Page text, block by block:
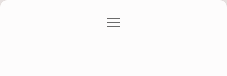
Gizlilik Politikası
menüyü